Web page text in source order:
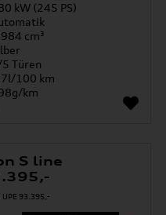
kW (245 PS)
cm³
Türen
100 km
km
S line